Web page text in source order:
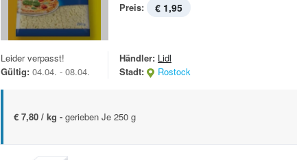
Preis: € 1,95
Leider verpasst!
Gültig: 04.04. - 08.04.
Händler: Lidl
Stadt:
Rostock
€ 7,80 / kg - gerieben Je 250 g